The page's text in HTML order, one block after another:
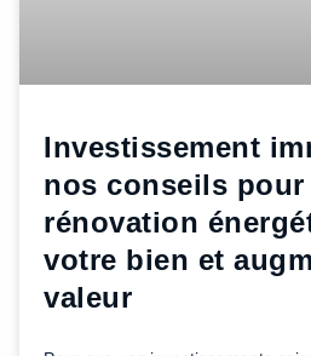
Investissement
nos conseils
rénovation
votre bien et
valeur